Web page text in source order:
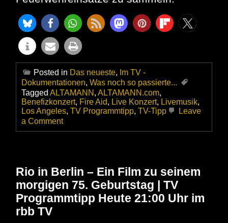
Posted in Das neueste, Im TV -
Dokumentationen, Was noch so passierte...
Tagged ALTAMANN , ALTAMANN.com,
Benefizkonzert, Fire Aid, Live Konzert, Livemusik,
Los Angeles, TV Programmtipp, TV-Tipp
Leave
a Commenton
FireAid-
Opfer
des
Feuers
in
und
Rio in Berlin – Ein Film zu seinem
morgigen 75. Geburtstag | TV
Programmtipp Heute 21:00 Uhr im
rbb TV